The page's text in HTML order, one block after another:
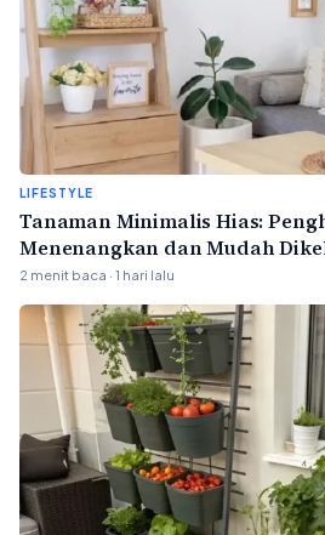
LIFESTYLE
Tanaman Minimalis Hias:
Menenangkan dan Mudah
2 menit baca · 1 hari lalu